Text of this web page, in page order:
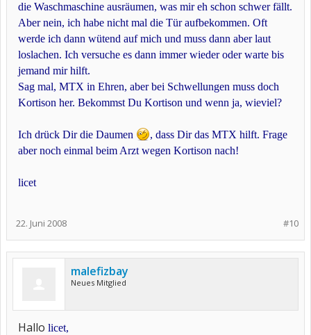
die Waschmaschine ausräumen, was mir eh schon schwer fällt.
Aber nein, ich habe nicht mal die Tür aufbekommen. Oft
werde ich dann wütend auf mich und muss dann aber laut
loslachen. Ich versuche es dann immer wieder oder warte bis
jemand mir hilft.
Sag mal, MTX in Ehren, aber bei Schwellungen muss doch
Kortison her. Bekommst Du Kortison und wenn ja, wieviel?
Ich drück Dir die Daumen
, dass Dir das MTX hilft. Frage
aber noch einmal beim Arzt wegen Kortison nach!
licet
#10
22. Juni 2008
malefizbay
Neues Mitglied
Hallo licet,